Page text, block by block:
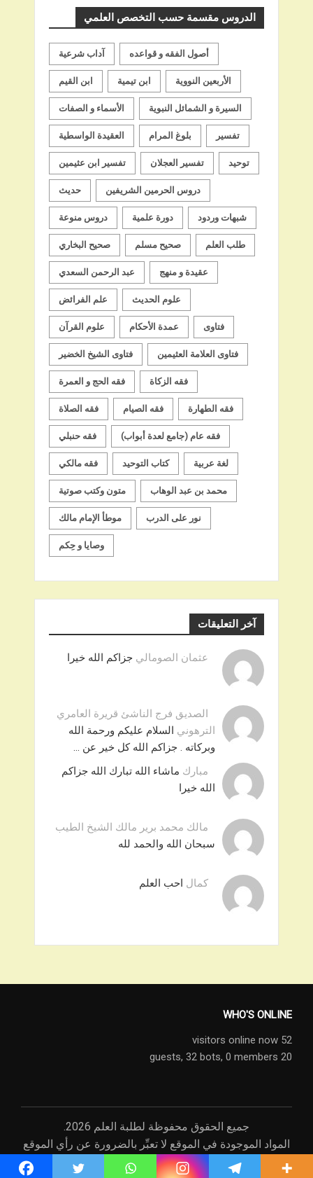
الدروس مقسمة حسب التخصص العلمي
آداب شرعية أصول الفقه و قواعده
ابن القيم ابن تيمية الأربعين النووية
الأسماء و الصفات السيرة و الشمائل النبوية
العقيدة الواسطية بلوغ المرام تفسير
تفسير ابن عثيمين تفسير العجلان توحيد
حديث دروس الحرمين الشريفين
دروس منوعة دورة علمية شبهات وردود
صحيح البخاري صحيح مسلم طلب العلم
عبد الرحمن السعدي عقيدة و منهج
علم الفرائض علوم الحديث
علوم القرآن عمدة الأحكام فتاوى
فتاوى الشيخ الخضير فتاوى العلامة العثيمين
فقه الحج و العمرة فقه الزكاة
فقه الصلاة فقه الصيام فقه الطهارة
فقه حنبلي فقه عام (جامع لعدة أبواب)
فقه مالكي كتاب التوحيد لغة عربية
متون وكتب صوتية محمد بن عبد الوهاب
موطأ الإمام مالك نور على الدرب
وصايا و حِكم
آخر التعليقات
عثمان الصومالي جزاكم الله خيرا
الصديق فرج الناشئ قريرة العامري
الترهوني السلام عليكم ورحمة الله
وبركاته . جزاكم الله كل خير عن …
مبارك ماشاء الله تبارك الله جزاكم
الله خيرا
مالك محمد برير مالك الشيخ الطيب
سبحان الله والحمد لله
كمال احب العلم
WHO'S ONLINE
52 visitors online now
20 guests,
32 bots, 0 members
جميع الحقوق محفوظة لطلبة العلم 2026.
المواد الموجودة في الموقع لا تعبِّر بالضرورة عن رأي الموقع
أو رأي القائمين عليه، وإنما عن رأي مصادرها.